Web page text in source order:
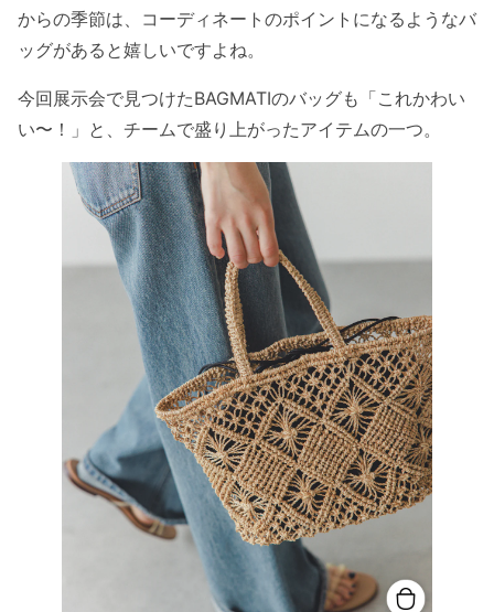
からの季節は、コーディネートのポイントになるようなバ
ッグがあると嬉しいですよね。
今回展示会で見つけたBAGMATIのバッグも「これかわい
い〜！」と、チームで盛り上がったアイテムの一つ。